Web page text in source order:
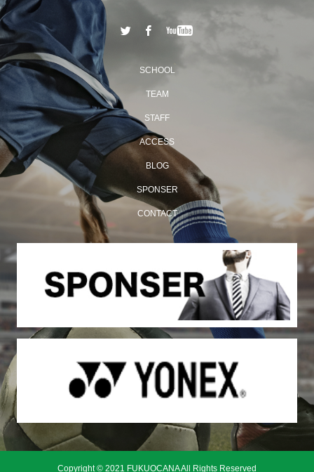
SCHOOL
TEAM
STAFF
ACCESS
BLOG
SPONSER
CONTACT
Copyright © 2021 FUKUOCANA All Rights Reserved